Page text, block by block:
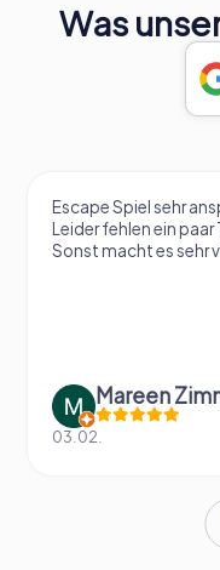
Was
Escape Spiel sehr
Leider fehlen ein paar
Sonst macht es sehr
Mareen
03.02.